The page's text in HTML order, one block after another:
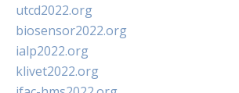
utcd2022.org
biosensor2022.org
ialp2022.org
klivet2022.org